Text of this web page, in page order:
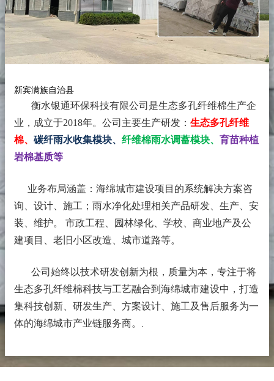
新宾满族自治县
衡水银通环保科技有限公司是生态多孔纤维棉生产企
业，成立于2018年。 公司主要生产研发： 生态多孔纤维
棉、 碳纤雨水收集模块、 纤维棉雨水调蓄模块、 育苗种植
岩棉基质等
业务布局涵盖：海绵城市建设项目的系统解决方案咨
询、设计、施工；雨水净化处理相关产品研发、生产、安
装、维护。 市政工程、园林绿化、学校、商业地产及公
建项目、老旧小区改造、城市道路等。
公司始终以技术研发创新为根，质量为本，专注于将
生态多孔纤维棉科技与工艺融合到海绵城市建设中，打造
集科技创新、研发生产、方案设计、施工及售后服务为一
体的海绵城市产业链服务商。